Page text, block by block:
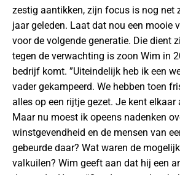
zestig aantikken, zijn focus is nog net
jaar geleden. Laat dat nou een mooie
voor de volgende generatie. Die dient
tegen de verwachting is zoon Wim in
bedrijf komt. ”Uiteindelijk heb ik een
vader gekampeerd. We hebben toen
alles op een rijtje gezet. Je kent elkaar
Maar nu moest ik opeens nadenken
winstgevendheid en de mensen van
gebeurde daar? Wat waren de
valkuilen? Wim geeft aan dat hij een